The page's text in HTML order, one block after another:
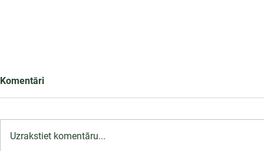
Komentāri
Uzrakstiet komentāru...